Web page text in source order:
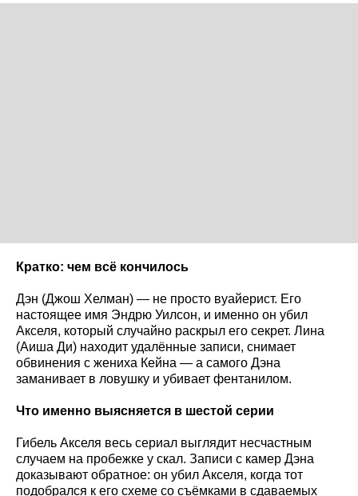
Кратко: чем всё кончилось
Дэн (Джош Хелман) — не просто вуайерист. Его
настоящее имя Эндрю Уилсон, и именно он убил
Акселя, который случайно раскрыл его секрет. Лина
(Аиша Ди) находит удалённые записи, снимает
обвинения с жениха Кейна — а самого Дэна
заманивает в ловушку и убивает фентанилом.
Что именно выясняется в шестой серии
Гибель Акселя весь сериал выглядит несчастным
случаем на пробежке у скал. Записи с камер Дэна
доказывают обратное: он убил Акселя, когда тот
подобрался к его схеме со съёмками в сдаваемых